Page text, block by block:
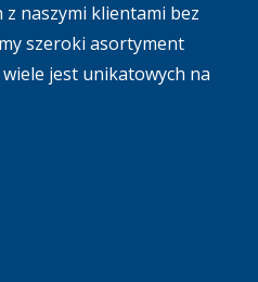
naszymi klientami bez
szeroki asortyment
jest unikatowych na